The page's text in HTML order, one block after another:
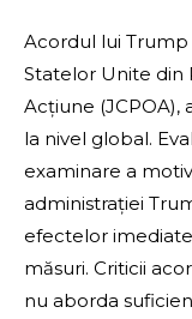
Acordul lui
Statelor Unite din
Acțiune (JCPOA),
la nivel global.
examinare a
administrației
efectelor
măsuri. Criticii
nu aborda